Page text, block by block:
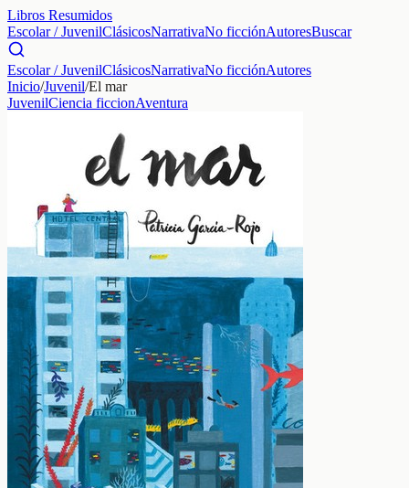
Libros Resumidos
Escolar / JuvenilClásicosNarrativaNo ficciónAutoresBuscar
Escolar / JuvenilClásicosNarrativaNo ficciónAutores
Inicio/Juvenil/El mar
JuvenilCiencia ficcionAventura